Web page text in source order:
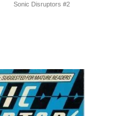
Sonic Disruptors #2